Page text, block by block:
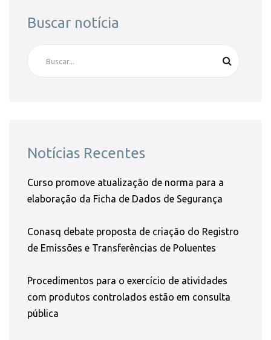
Buscar notícia
Notícias Recentes
Curso promove atualização de norma para a
elaboração da Ficha de Dados de Segurança
Conasq debate proposta de criação do Registro
de Emissões e Transferências de Poluentes
Procedimentos para o exercício de atividades
com produtos controlados estão em consulta
pública